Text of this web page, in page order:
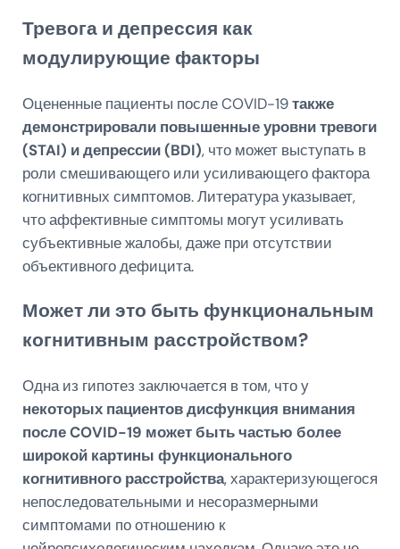
Тревога и депрессия как
модулирующие факторы
Оцененные пациенты после COVID-19также
демонстрировали повышенные уровни тревоги
(STAI) и депрессии (BDI), что может выступать в
роли смешивающего или усиливающего фактора
когнитивных симптомов. Литература указывает,
что аффективные симптомы могут усиливать
субъективные жалобы, даже при отсутствии
объективного дефицита.
Может ли это быть функциональным
когнитивным расстройством?
Одна из гипотез заключается в том, что у
некоторых пациентов дисфункция внимания
после COVID-19 может быть частью более
широкой картины функционального
когнитивного расстройства, характеризующегося
непоследовательными и несоразмерными
симптомами по отношению к